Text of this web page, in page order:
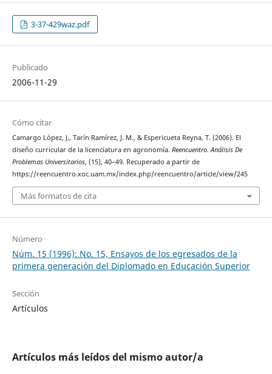
3-37-429waz.pdf
Publicado
2006-11-29
Cómo citar
Camargo López, J., Tarín Ramírez, J. M., & Espericueta Reyna, T. (2006). El
diseño curricular de la licenciatura en agronomía. Reencuentro. Análisis De
Problemas Universitarios, (15), 40–49. Recuperado a partir de
https://reencuentro.xoc.uam.mx/index.php/reencuentro/article/view/245
Más formatos de cita
Número
Núm. 15 (1996): No. 15, Ensayos de los egresados de la
primera generación del Diplomado en Educación Superior
Sección
Artículos
Artículos más leídos del mismo autor/a